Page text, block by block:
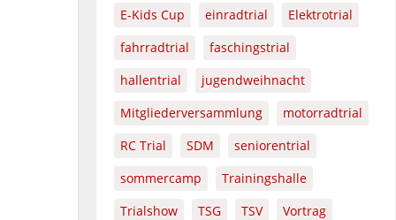
E-Kids Cup
einradtrial
Elektrotrial
fahrradtrial
faschingstrial
hallentrial
jugendweihnacht
Mitgliederversammlung
motorradtrial
RC Trial
SDM
seniorentrial
sommercamp
Trainingshalle
Trialshow
TSG TSV
Vortrag